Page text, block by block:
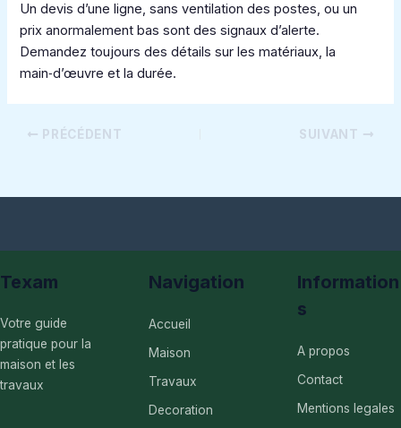
Un devis d’une ligne, sans ventilation des postes, ou un
prix anormalement bas sont des signaux d’alerte.
Demandez toujours des détails sur les matériaux, la
main‑d’œuvre et la durée.
PRÉCÉDENT SUIVANT
Texam
Votre guide
pratique pour la
maison et les
travaux
Navigation
Accueil
Maison
Travaux
Decoration
Information
s
A propos
Contact
Mentions legales